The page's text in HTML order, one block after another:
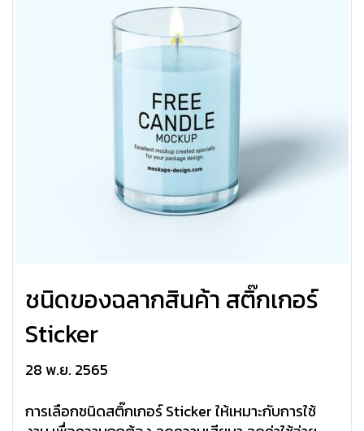
ชนิดของฉลากสินค้า สติ๊กเกอร์
Sticker
28 พ.ย. 2565
การเลือกชนิดสติ๊กเกอร์ Sticker ให้เหมาะกับการใช้